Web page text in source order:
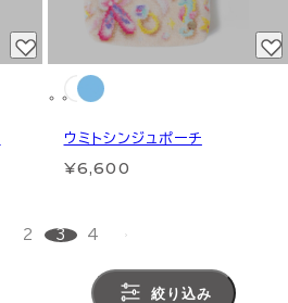
ウミトシンジュポーチ
¥6,600
2 3 4
絞り込み